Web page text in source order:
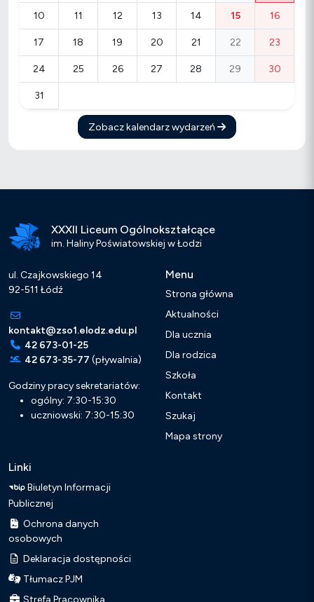
10 11 12 13 14 15 16
17 18 19 20 21 22 23
24 25 26 27 28 29 30
31
Zobacz kalendarz wydarzeń
XXXII Liceum Ogólnokształcące
im. Haliny Poświatowskiej w Łodzi
ul. Czajkowskiego 14
92-511 Łódź
kontakt@zso1.elodz.edu.pl
42 673-01-25
42 673-35-77 (pływalnia)
Godziny pracy sekretariatów:
ogólny: 7:30-15:30
uczniowski: 7:30-15:30
Menu
Strona główna
Aktualności
Dla ucznia
Dla rodzica
Szkoła
Kontakt
Szukaj
Mapa strony
Linki
Biuletyn Informacji
Publicznej
Ochrona danych
osobowych
Deklaracja dostępności
Tłumacz PJM